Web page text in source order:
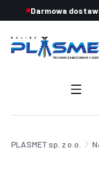
Darmowa
PLASMET sp. z o.o.